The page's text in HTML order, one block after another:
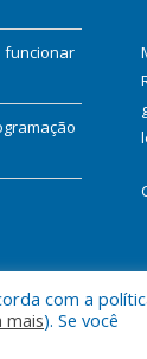
funcionar
Mapa do
com a
mais). Se você